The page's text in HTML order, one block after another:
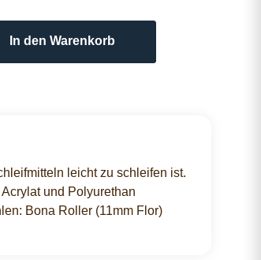
In den Warenkorb
leicht zu schleifen ist.
und Polyurethan
Bona Roller (11mm Flor)